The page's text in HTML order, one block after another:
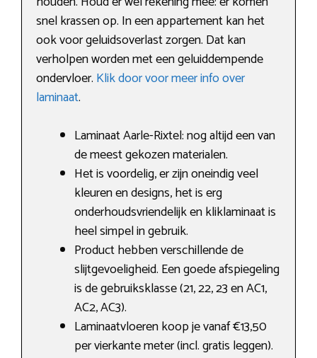
snel krassen op. In een appartement kan het
ook voor geluidsoverlast zorgen. Dat kan
verholpen worden met een geluiddempende
ondervloer. Klik door voor meer info over
laminaat.
Laminaat Aarle-Rixtel: nog altijd een van
de meest gekozen materialen.
Het is voordelig, er zijn oneindig veel
kleuren en designs, het is erg
onderhoudsvriendelijk en kliklaminaat is
heel simpel in gebruik.
Product hebben verschillende de
slijtgevoeligheid. Een goede afspiegeling
is de gebruiksklasse (21, 22, 23 en AC1,
AC2, AC3).
Laminaatvloeren koop je vanaf €13,50
per vierkante meter (incl. gratis leggen).